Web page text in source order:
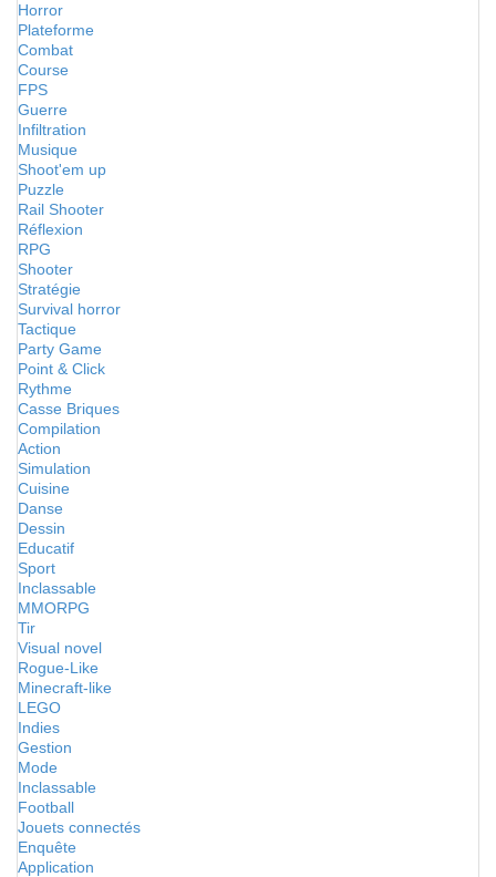
Horror
Plateforme
Combat
Course
FPS
Guerre
Infiltration
Musique
Shoot'em up
Puzzle
Rail Shooter
Réflexion
RPG
Shooter
Stratégie
Survival horror
Tactique
Party Game
Point & Click
Rythme
Casse Briques
Compilation
Action
Simulation
Cuisine
Danse
Dessin
Educatif
Sport
Inclassable
MMORPG
Tir
Visual novel
Rogue-Like
Minecraft-like
LEGO
Indies
Gestion
Mode
Inclassable
Football
Jouets connectés
Enquête
Application